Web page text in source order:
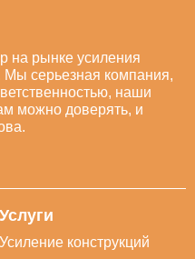
на рынке усиления
Мы серьезная компания,
наши
можно доверять, и
Услуги
Усиление конструкций